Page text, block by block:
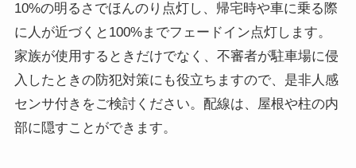
10%の明るさでほんのり点灯し、帰宅時や車に乗る際
に人が近づくと100%までフェードイン点灯します。
家族が使用するときだけでなく、不審者が駐車場に侵
入したときの防犯対策にも役立ちますので、是非人感
センサ付きをご検討ください。配線は、屋根や柱の内
部に隠すことができます。